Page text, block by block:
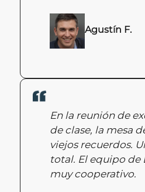
Agustín F.
En la reunión de
de clase, la mesa
viejos recuerdos.
total. El equipo de
muy cooperativo.